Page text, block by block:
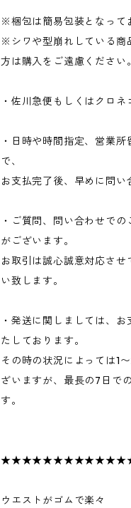
※梱包は簡易包装となって
※シワや型崩れしている商
方は購入をご遠慮ください。
・佐川急便もしくはクロネ
・日時や時間指定、営業
で、
お支払完了後、早めに問い
・ご質問、問い合わせで
がございます。
お取引は誠心誠意対応さ
い致します。
・発送に関しましては、
たしております。
その時の状況によっては1
ざいますが、最長の7日で
す。
ウエストがゴムで楽々